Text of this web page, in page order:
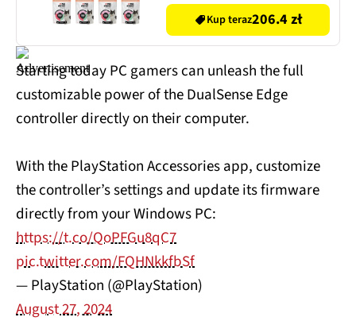
Kup teraz206.4 zł
Starting today PC gamers can unleash the full
customizable power of the DualSense Edge
controller directly on their computer.
With the PlayStation Accessories app, customize
the controller’s settings and update its firmware
directly from your Windows PC:
https://t.co/QoPFGu8qC7
pic.twitter.com/FQHNkkfbSf
— PlayStation (@PlayStation)
August 27, 2024